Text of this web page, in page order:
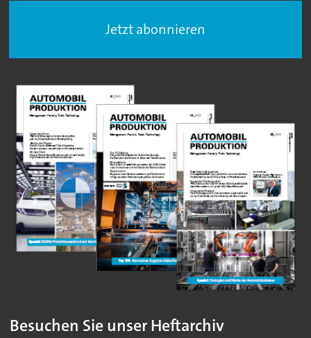
Jetzt abonnieren
Besuchen Sie unser Heftarchiv